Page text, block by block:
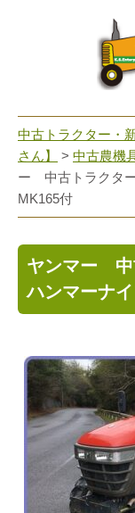
navigation
中古トラクター・
さん】
> 中古農機
ー 中古トラクタ
MK165付
ヤンマー
ハンマーナ